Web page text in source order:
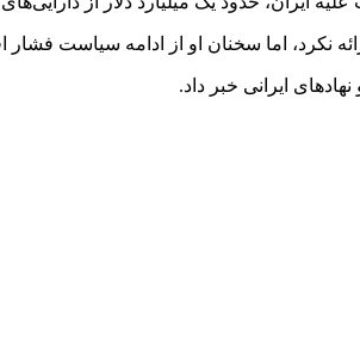
نکرد، اما سخنان او از ادامه سیاست
ایرانی خبر داد.